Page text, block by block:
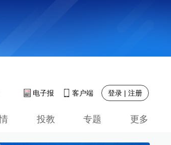
电子报 客户端 登录 | 注册
投教 专题 更多